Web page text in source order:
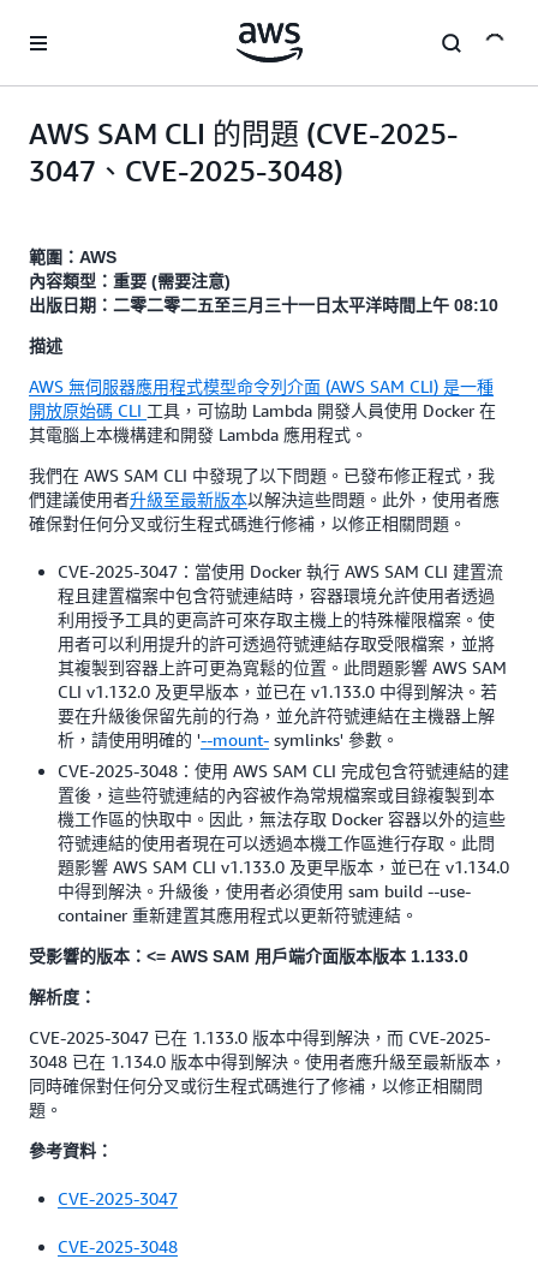
AWS SAM CLI 的問題 (CVE-2025-
3047、CVE-2025-3048)
範圍：AWS
內容類型：重要 (需要注意)
出版日期：二零二零二五至三月三十一日太平洋時間上午 08:10
描述
AWS 無伺服器應用程式模型命令列介面 (AWS SAM CLI) 是一種
開放原始碼 CLI 工具，可協助 Lambda 開發人員使用 Docker 在
其電腦上本機構建和開發 Lambda 應用程式。
我們在 AWS SAM CLI 中發現了以下問題。已發布修正程式，我
們建議使用者升級至最新版本以解決這些問題。此外，使用者應
確保對任何分叉或衍生程式碼進行修補，以修正相關問題。
CVE-2025-3047：當使用 Docker 執行 AWS SAM CLI 建置流
程且建置檔案中包含符號連結時，容器環境允許使用者透過
利用授予工具的更高許可來存取主機上的特殊權限檔案。使
用者可以利用提升的許可透過符號連結存取受限檔案，並將
其複製到容器上許可更為寬鬆的位置。此問題影響 AWS SAM
CLI v1.132.0 及更早版本，並已在 v1.133.0 中得到解決。若
要在升級後保留先前的行為，並允許符號連結在主機器上解
析，請使用明確的 '--mount- symlinks' 參數。
CVE-2025-3048：使用 AWS SAM CLI 完成包含符號連結的建
置後，這些符號連結的內容被作為常規檔案或目錄複製到本
機工作區的快取中。因此，無法存取 Docker 容器以外的這些
符號連結的使用者現在可以透過本機工作區進行存取。此問
題影響 AWS SAM CLI v1.133.0 及更早版本，並已在 v1.134.0
中得到解決。升級後，使用者必須使用 sam build --use-
container 重新建置其應用程式以更新符號連結。
受影響的版本：<= AWS SAM 用戶端介面版本版本 1.133.0
解析度：
CVE-2025-3047 已在 1.133.0 版本中得到解決，而 CVE-2025-
3048 已在 1.134.0 版本中得到解決。使用者應升級至最新版本，
同時確保對任何分叉或衍生程式碼進行了修補，以修正相關問
題。
參考資料：
CVE-2025-3047
CVE-2025-3048